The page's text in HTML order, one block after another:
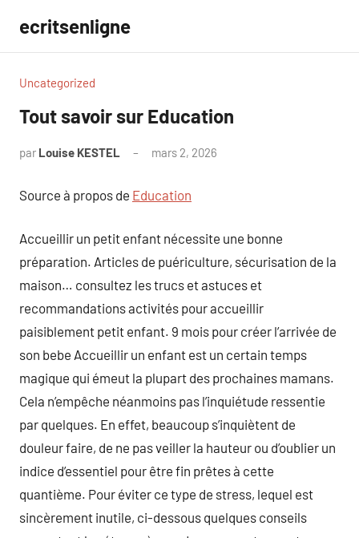
contenu
ecritsenligne
Uncategorized
Tout savoir sur Education
par Louise KESTEL mars 2, 2026
Source à propos de Education
Accueillir un petit enfant nécessite une bonne
préparation. Articles de puériculture, sécurisation de la
maison… consultez les trucs et astuces et
recommandations activités pour accueillir
paisiblement petit enfant. 9 mois pour créer l’arrivée de
son bebe Accueillir un enfant est un certain temps
magique qui émeut la plupart des prochaines mamans.
Cela n’empêche néanmoins pas l’inquiétude ressentie
par quelques. En effet, beaucoup s’inquiètent de
douleur faire, de ne pas veiller la hauteur ou d’oublier un
indice d’essentiel pour être fin prêtes à cette
quantième. Pour éviter ce type de stress, lequel est
sincèrement inutile, ci-dessous quelques conseils